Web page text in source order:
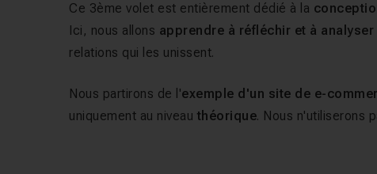
Ce 3ème volet est entièrement dédié à la
Ici, nous allons apprendre à réfléchir et à
relations qui les unissent.
Nous partirons de l'exemple d'un site de e-
uniquement au niveau théorique. Nous n'utiliserons